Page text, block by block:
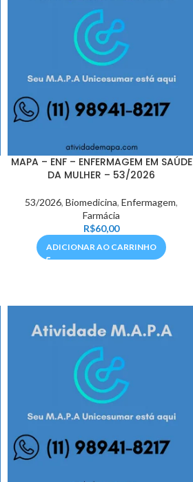
MAPA – ENF – ENFERMAGEM EM SAÚDE
DA MULHER – 53/2026
53/2026,Biomedicina,Enfermagem,
Farmácia
R$60,00
ADICIONAR AO CARRINHO